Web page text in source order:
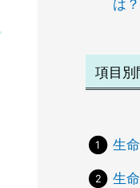
は？
項目別
生
生